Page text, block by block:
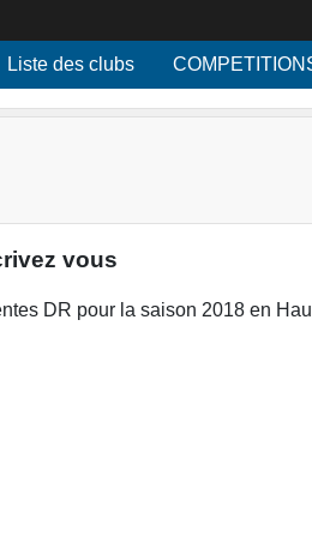
Liste des clubs
vous
DR pour la saison 2018 en